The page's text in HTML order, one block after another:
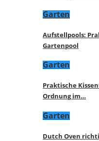
Garten
Aufstellpools:
Gartenpool
Garten
Praktische
Ordnung im…
Garten
Dutch Oven